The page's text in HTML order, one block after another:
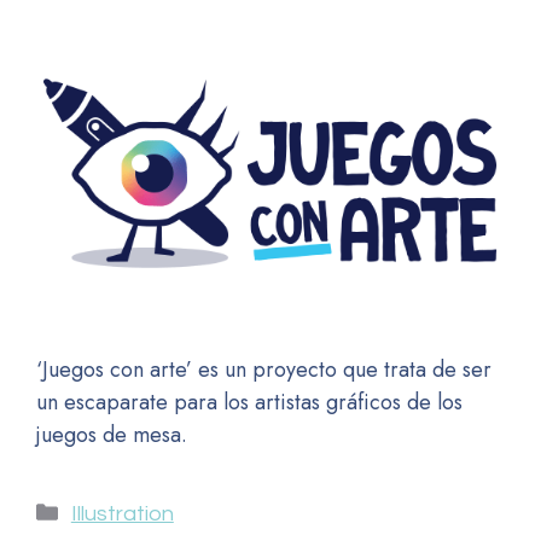
‘Juegos con arte’ es un proyecto que trata de ser
un escaparate para los artistas gráficos de los
juegos de mesa.
Illustration